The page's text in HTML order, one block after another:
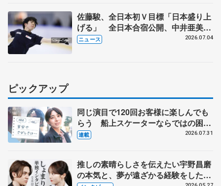
佐藤駿、全日本初Ｖ目標「日本盛り上
げる」 全日本合宿公開、中井亜美
「表現の幅広げる」 元世界王者のフ
ニュース 2026.07.04
ピックアップ
同じ演目で120回お客様に楽しんでも
らう 船上スケーターならではの困難
とは 影響あったPIW前キャプテン松
連載 2026.07.31
推しの素晴らしさを伝えたい宇野昌磨
の本気と、夢が遠ざかる経験をした本